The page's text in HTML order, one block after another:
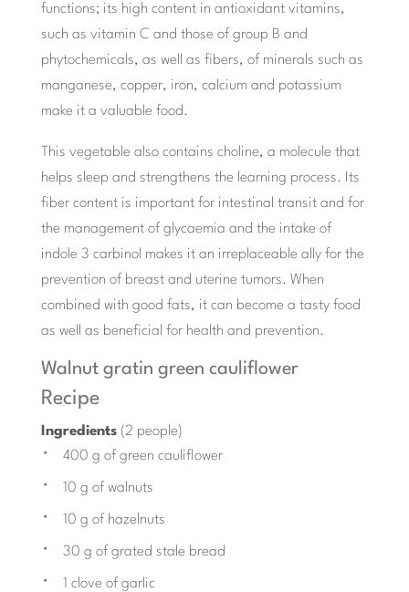
functions; its high content in antioxidant vitamins,
such as vitamin C and those of group B and
phytochemicals, as well as fibers, of minerals such as
manganese, copper, iron, calcium and potassium
make it a valuable food.
This vegetable also contains choline, a molecule that
helps sleep and strengthens the learning process. Its
fiber content is important for intestinal transit and for
the management of glycaemia and the intake of
indole 3 carbinol makes it an irreplaceable ally for the
prevention of breast and uterine tumors. When
combined with good fats, it can become a tasty food
as well as beneficial for health and prevention.
Walnut gratin green cauliflower
Recipe
Ingredients(2 people)
400 g of green cauliflower
10 g of walnuts
10 g of hazelnuts
30 g of grated stale bread
1 clove of garlic